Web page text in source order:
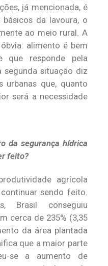
já mencionada, é
da lavoura, o
ao meio rural. A
alimento é bem
que responde pela
segunda situação diz
urbanas que, quanto
será a necessidade
da segurança hídrica
feito?
agrícola
sendo feito.
Brasil conseguiu
cerca de 235% (3,35
da área plantada
que a maior parte
se a aumento de